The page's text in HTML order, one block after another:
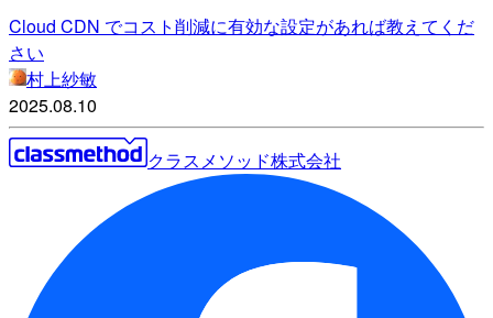
Cloud CDN でコスト削減に有効な設定があれば教えてくだ
さい
村上紗敏
2025.08.10
クラスメソッド株式会社